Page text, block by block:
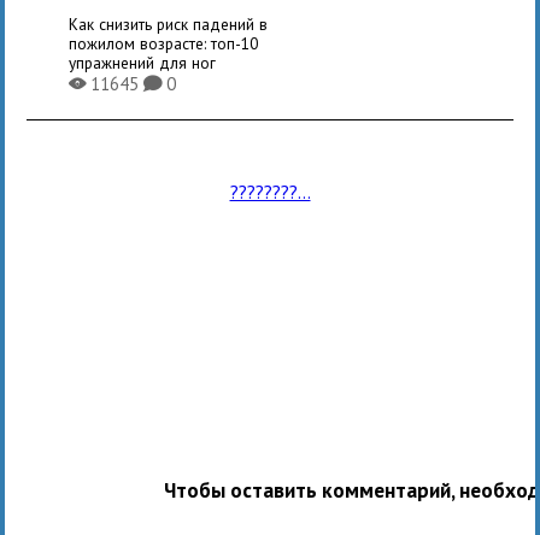
Как снизить риск падений в
пожилом возрасте: топ-10
упражнений для ног
X11645K0
????????...
Чтобы оставить комментарий,